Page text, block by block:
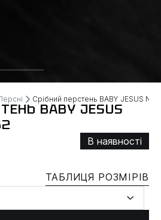
Срібний перстень BABY JESUS
BABY JESUS
В наявності
ТАБЛИЦЯ РОЗМІРІВ